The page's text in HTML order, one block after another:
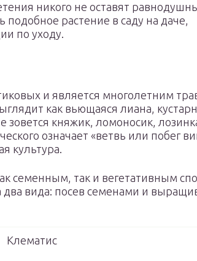
никого не оставят
подобное растение в саду на даче,
по уходу.
и является многолетним
как вьющаяся лиана,
зовется княжик, ломоносик,
означает «ветвь или побег
культура.
семенным, так и вегетативным
два вида: посев семенами и
Клематис